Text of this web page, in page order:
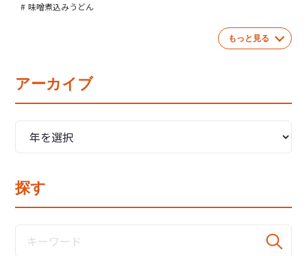
味噌煮込みうどん
もっと見る
アーカイブ
探す